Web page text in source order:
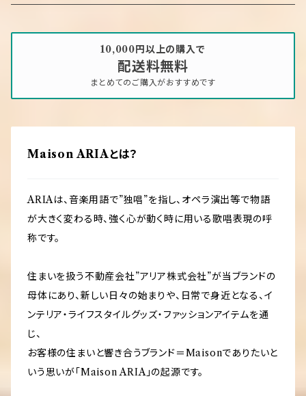
タオル
10,000円以上の購入で
配送料無料
まとめてのご購入がおすすめです
Maison ARIAとは？
ARIAは、音楽用語で”独唱”を指し、オペラ演出等で物語
が大きく変わる時、強く心が動く時に用いる歌唱表現の呼
称です。
住まいを扱う不動産会社”アリア株式会社”が当ブランドの
母体にあり、新しい日々の始まりや、日常で身近となる、イ
ンテリア・ライフスタイルグッズ・ファッションアイテムを通
じ、
お客様の住まいと響き合うブランド＝Maisonでありたいと
いう思いが「Maison ARIA」の起源です。